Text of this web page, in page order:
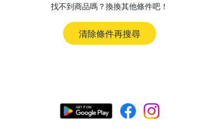
找不到商品嗎？換換其他條件吧！
清除條件再搜尋